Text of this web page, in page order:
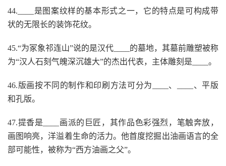
44.____是图案纹样的基本形式之一，它的特点是可构成带
状的无限长的装饰花纹。
45.“为冢象祁连山”说的是汉代____的墓地，其墓前雕塑被称
为“汉人石刻气魄深沉雄大”的杰出代表，主体雕刻是____。
46.版画按不同的制作和印刷方法可分为____、____、平版
和孔版。
47.提香是____画派的巨匠，其作品色彩强烈，笔触奔放，
画图响亮，洋溢着生命的活力。他首度挖掘出油画语言的全
部可能性，被称为“西方油画之父”。